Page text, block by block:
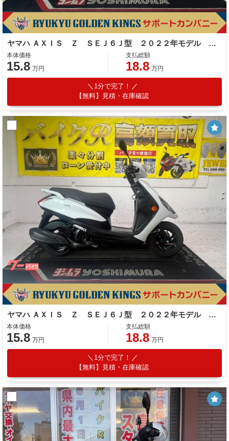
ヤマハ ＡＸＩＳ Ｚ ＳＥＪ６Ｊ型 ２０２２年モデル スペアキー ノーマル車
本体価格
15.8 万円
支払総額
18.8 万円
1分で完了！
【無料】見積・在庫確認
ヤマハ ＡＸＩＳ Ｚ ＳＥＪ６Ｊ型 ２０２２年モデル スペアキー ノーマル車
本体価格
15.8 万円
支払総額
18.8 万円
1分で完了！
【無料】見積・在庫確認